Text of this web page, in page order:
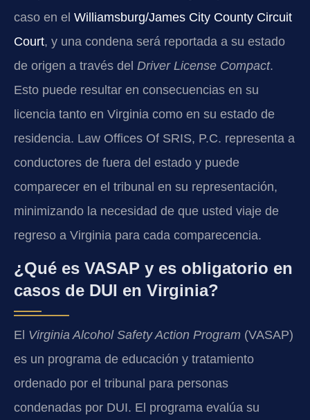
caso en el Williamsburg/James City County Circuit
Court, y una condena será reportada a su estado
de origen a través del Driver License Compact.
Esto puede resultar en consecuencias en su
licencia tanto en Virginia como en su estado de
residencia. Law Offices Of SRIS, P.C. representa a
conductores de fuera del estado y puede
comparecer en el tribunal en su representación,
minimizando la necesidad de que usted viaje de
regreso a Virginia para cada comparecencia.
¿Qué es VASAP y es obligatorio en
casos de DUI en Virginia?
El Virginia Alcohol Safety Action Program (VASAP)
es un programa de educación y tratamiento
ordenado por el tribunal para personas
condenadas por DUI. El programa evalúa su